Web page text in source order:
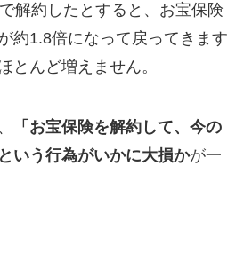
解約したとすると、お宝保険
約1.8倍になって戻ってきます
とんど増えません。
「お宝保険を解約して、今の
いう行為がいかに大損かが一